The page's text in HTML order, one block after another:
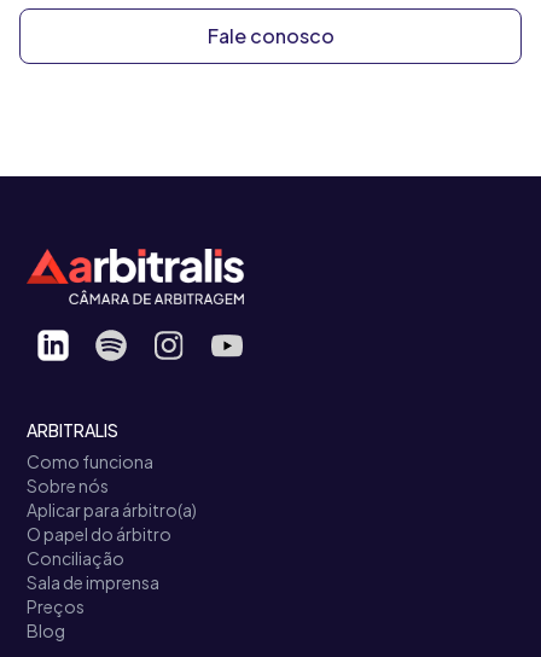
Fale conosco
ARBITRALIS
Como funciona
Sobre nós
Aplicar para árbitro(a)
O papel do árbitro
Conciliação
Sala de imprensa
Preços
Blog